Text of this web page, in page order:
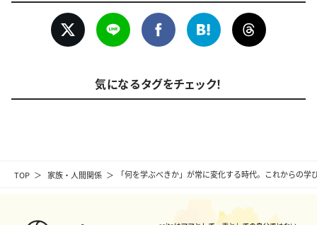
TOP 家族・人間関係 「何を学ぶべきか」が常に変化する時代。これからの学
気になるタグをチェック！